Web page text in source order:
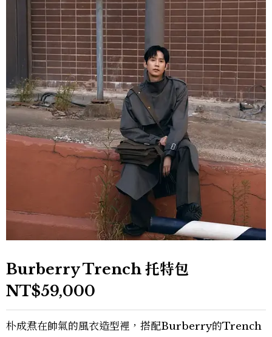
Burberry Trench 托特包
NT$59,000
朴成焄在帥氣的風衣造型裡，搭配Burberry的Trench